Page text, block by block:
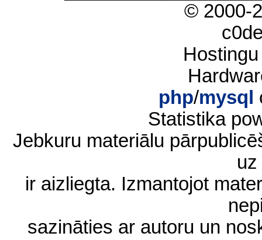
© 2000-
php/mysql
Statistika
Jebkuru materiālu
ir aizliegta. Izmantojot
sazināties ar autoru un